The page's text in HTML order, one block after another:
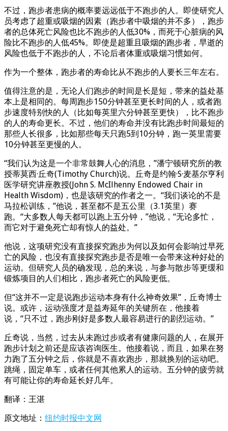
不过，跑步者患病的概率要远远低于不跑步的人。即使研究人
员考虑了超重或吸烟的因素（跑步者中吸烟的并不多），跑步
者的总体死亡风险也比不跑步的人低30%，而死于心脏病的风
险比不跑步的人低45%。即使是超重且吸烟的跑步者，早逝的
风险也低于不跑步的人，不论后者体重或吸烟习惯如何。
作为一个整体，跑步者的寿命比从不跑步的人要长三年左右。
值得注意的是，无论人们跑步的时间是长是短，带来的益处基
本上是相同的。每周跑步150分钟甚至更长时间的人，或者跑
步速度特别快的人（比如每英里六分钟甚至更快），比不跑步
的人的寿命更长。不过，他们的寿命并没有比跑步时间最短的
那些人长很多，比如那些每天只跑5到10分钟，跑一英里需要
10分钟甚至更慢的人。
“我们认为这是一个非常鼓舞人心的消息，”潘宁顿研究所的教
授蒂莫西·丘奇(Timothy Church)说。丘奇是约翰·S·麦基尔亨利
医学研究讲座教授(John S. McIlhenny Endowed Chair in
Health Wisdom)，也是该研究的作者之一。“我们谈论的不是
马拉松训练，”他说，甚至都不是五公里（3.1英里）赛
跑。“大多数人每天都可以跑上五分钟，”他说，“无论多忙，
而它对于避免死亡却有惊人的益处。”
他说，这项研究没有直接探究跑步为何以及如何会影响过早死
亡的风险，也没有直接探究跑步是否是唯一会带来这种好处的
运动。但研究人员的确发现，总的来说，与参与散步等更缓和
锻炼项目的人们相比，跑步者死亡的风险更低。
但“这并不一定是说跑步运动本身有什么神奇效果”，丘奇博士
说。或许，运动强度才是益寿延年的关键所在，他接着
说，“只不过，跑步刚好是多数人最容易进行的剧烈运动。”
丘奇说，当然，过去从未跑过步或者有健康问题的人，在展开
跑步计划之前还是应该咨询医生。他接着说，而且，如果在努
力跑了五分钟之后，你就是不喜欢跑步，那就换别的运动吧。
跳绳，固定单车，或者任何其他累人的运动。五分钟的疲劳就
有可能让你的寿命延长好几年。
翻译：王湛
原文地址： 纽约时报中文网